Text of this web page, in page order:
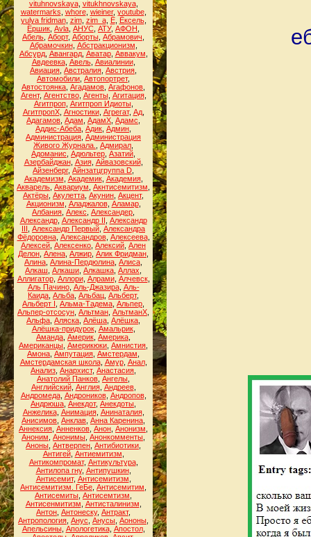
vituhnovskaya, vitukhnovskaya,
watermarks whore, wieiner, youtube,
yulya fridman, zim, zim_a, Ё, Ёксель,
Ёршик Аvla АНУС АТУ, АФОН
Абель Аборт, Аборты Абрамович
Абрамочкин, Абстракционизм
Абсурд, Авангард, Аватар, Аввакум
Авдеевка, Авель, Авиалинии,
Авиация Австралия Австрия
Автомобили Автопортрет,
Автостоянка Агадамов Агафонов
Агент, Агентство, Агенты, Агитация,
Агитпроп, Агитпроп Идиоты,
АгитпропХ, Агностики, Агрегат, Ад,
Адагамов Адам АдамХ Адамс
Аддис-Абеба Адик Админ
Администрация Администрация
Живого Журнала.
Адмирал
Адоманис Адюльтер Азатий
Азербайджан, Азия, Айвазовский,
Айзенберг, Айнзатцгруппа D
Академизм Академик, Академия,
Акварель Аквариум Акнтисемитизм
Актёры Акулетта Акунин Акцент,
Акционизм Аладжалов, Аламар,
Албания Алекс Александер
Александр, Александр II Александр
III Александр Первый Александра
Фёдоровна, Александров, Алексеева,
Алексей Алексенко Алексий Ален
Делон Алена Алжир Алик Фридман
Алина Алина-Пердюлина Алиса
Алкаш Алкаши Алкашка Аллах
Аллигатор, Аллори, Алрами, Алчевск,
Аль Пачино, Аль-Джазира, Аль-
Каида Альба Альбац Альберт,
Альберт I Альма-Тадема Альпер
Альпер-отсосун Альтман АльтманХ
Альфа Аляска Алёша Алёшка
Алёшка-придурок, Амальрик,
Аманда Америк Америка
Американцы Америкюки Амнистия
Амона Ампутация Амстердам
Амстердамская школа, Амур, Анал,
Анализ Анархист, Анастасия
Анатолий Панков Ангелы
Английский, Англия, Андреев,
Андромеда, Андроников, Андропов,
Андрюша Анекдот, Анекдоты
Анжелика, Анимация, Анинаталия,
Анисимов Анклав Анна Каренина
Аннексия Анненков Анон Анонизм
Аноним Анонимы Анонкомменты
Аноны Антверпен Антибиотики
Антигей, Антиемитизм
Антикомпромат, Антикультура,
Антилопа гну, Антипушкин,
Антисемит, Антисемитизм
Антисемитизм. ГеБе Антисемитим
Антисемиты Антисемтизм
Антисенмитизм Антисталинизм
Антон Антонеску, Антракт,
Антропология Анус Анусы Аононы
Апельсины, Апологетика, Апостол,